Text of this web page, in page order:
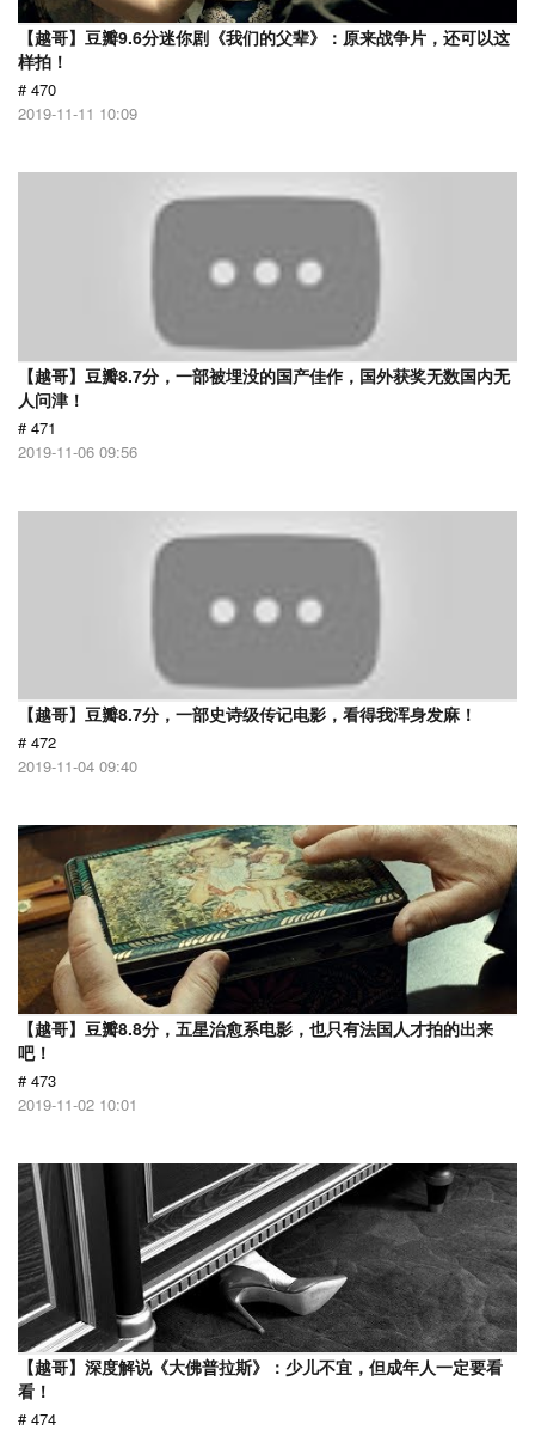
【越哥】豆瓣9.6分迷你剧《我们的父辈》：原来战争片，还可以这
样拍！
# 470
2019-11-11 10:09
【越哥】豆瓣8.7分，一部被埋没的国产佳作，国外获奖无数国内无
人问津！
# 471
2019-11-06 09:56
【越哥】豆瓣8.7分，一部史诗级传记电影，看得我浑身发麻！
# 472
2019-11-04 09:40
【越哥】豆瓣8.8分，五星治愈系电影，也只有法国人才拍的出来
吧！
# 473
2019-11-02 10:01
【越哥】深度解说《大佛普拉斯》：少儿不宜，但成年人一定要看
看！
# 474